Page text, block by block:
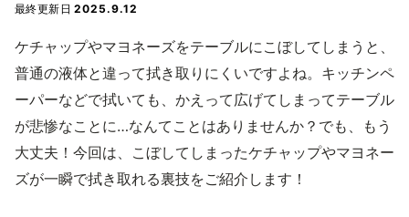
最終更新日2025.9.12
ケチャップやマヨネーズをテーブルにこぼしてしまうと、
普通の液体と違って拭き取りにくいですよね。キッチンペ
ーパーなどで拭いても、かえって広げてしまってテーブル
が悲惨なことに…なんてことはありませんか？でも、もう
大丈夫！今回は、こぼしてしまったケチャップやマヨネー
ズが一瞬で拭き取れる裏技をご紹介します！